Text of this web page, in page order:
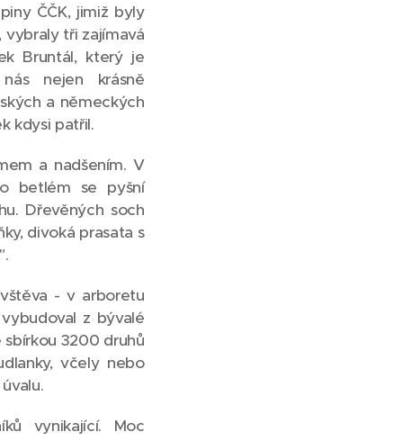
ČČK, jimiž byly
vybraly tři zajímavá
Bruntál, který je
nejen krásně
a německých
kdysi patřil.
a nadšením. V
betlém se pyšní
Dřevěných soch
divoká prasata s
- v arboretu
z bývalé
3200 druhů
včely nebo
vynikající. Moc